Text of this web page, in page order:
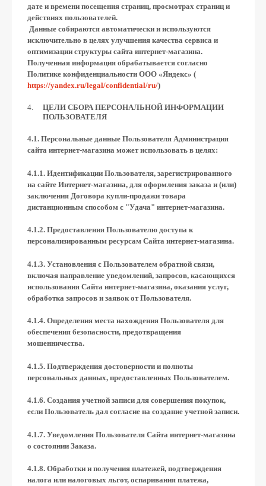
дате и времени посещения страниц, просмотрах страниц и
действиях пользователей.
Данные собираются автоматически и используются
исключительно в целях улучшения качества сервиса и
оптимизации структуры сайта интернет-магазина.
Полученная информация обрабатывается согласно
Политике конфиденциальности ООО «Яндекс» (
https://yandex.ru/legal/confidential/ru/)
ЦЕЛИ СБОРА ПЕРСОНАЛЬНОЙ ИНФОРМАЦИИ
ПОЛЬЗОВАТЕЛЯ
4.1. Персональные данные Пользователя Администрация
сайта интернет-магазина может использовать в целях:
4.1.1. Идентификации Пользователя, зарегистрированного
на сайте Интернет-магазина, для оформления заказа и (или)
заключения Договора купли-продажи товара
дистанционным способом с "Удача" интернет-магазина.
4.1.2. Предоставления Пользователю доступа к
персонализированным ресурсам Сайта интернет-магазина.
4.1.3. Установления с Пользователем обратной связи,
включая направление уведомлений, запросов, касающихся
использования Сайта интернет-магазина, оказания услуг,
обработка запросов и заявок от Пользователя.
4.1.4. Определения места нахождения Пользователя для
обеспечения безопасности, предотвращения
мошенничества.
4.1.5. Подтверждения достоверности и полноты
персональных данных, предоставленных Пользователем.
4.1.6. Создания учетной записи для совершения покупок,
если Пользователь дал согласие на создание учетной записи.
4.1.7. Уведомления Пользователя Сайта интернет-магазина
о состоянии Заказа.
4.1.8. Обработки и получения платежей, подтверждения
налога или налоговых льгот, оспаривания платежа,